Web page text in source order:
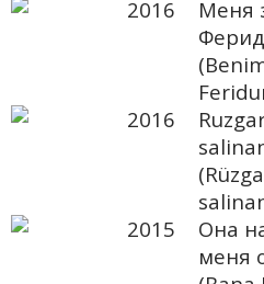
2016
Меня
2016
2015
Она
меня